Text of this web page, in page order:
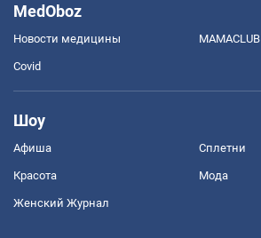
MedOboz
Новости медицины MAMACLUB
Covid
Шоу
Афиша Сплетни
Красота Мода
Женский Журнал